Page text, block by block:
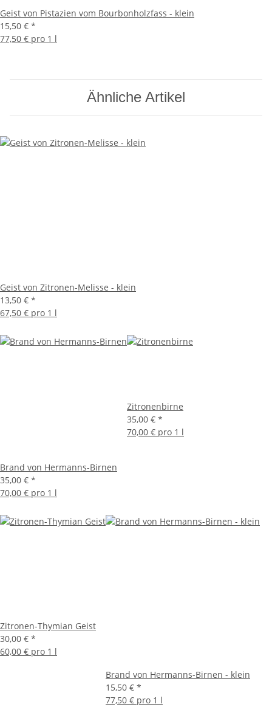
Geist von Pistazien vom Bourbonholzfass - klein
15,50 € *
77,50 € pro 1 l
Ähnliche Artikel
Geist von Zitronen-Melisse - klein
13,50 € *
67,50 € pro 1 l
Brand von Hermanns-Birnen
35,00 € *
70,00 € pro 1 l
Zitronenbirne
35,00 € *
70,00 € pro 1 l
Zitronen-Thymian Geist
30,00 € *
60,00 € pro 1 l
Brand von Hermanns-Birnen - klein
15,50 € *
77,50 € pro 1 l